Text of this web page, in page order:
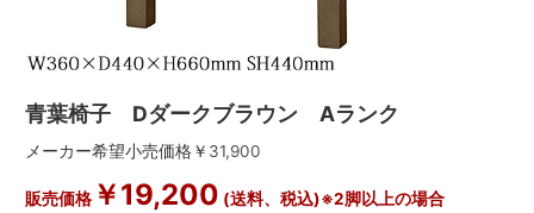
青葉椅子 Dダークブラウン Aランク
メーカー希望小売価格￥ 31,900
販売価格￥19,200 (送料、税込)※2脚以上の場合